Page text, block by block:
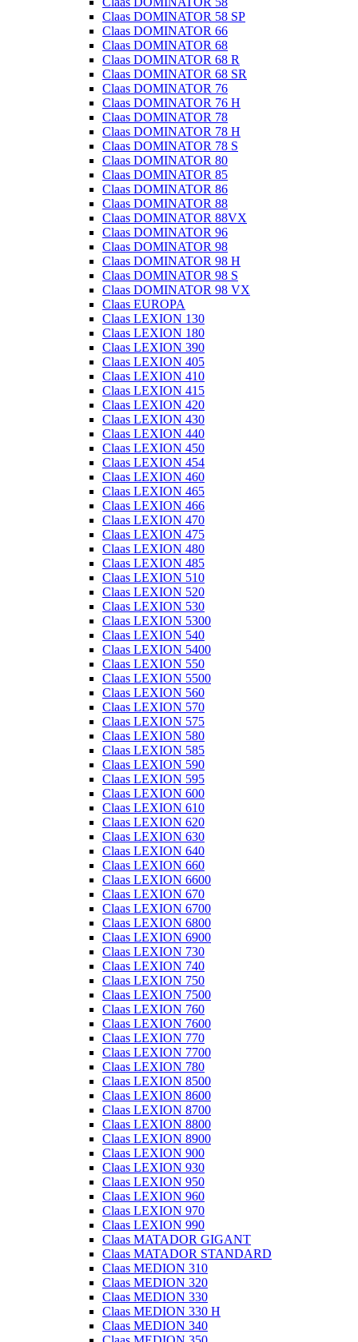
Claas DOMINATOR 58 SP
Claas DOMINATOR 66
Claas DOMINATOR 68
Claas DOMINATOR 68 R
Claas DOMINATOR 68 SR
Claas DOMINATOR 76
Claas DOMINATOR 76 H
Claas DOMINATOR 78
Claas DOMINATOR 78 H
Claas DOMINATOR 78 S
Claas DOMINATOR 80
Claas DOMINATOR 85
Claas DOMINATOR 86
Claas DOMINATOR 88
Claas DOMINATOR 88VX
Claas DOMINATOR 96
Claas DOMINATOR 98
Claas DOMINATOR 98 H
Claas DOMINATOR 98 S
Claas DOMINATOR 98 VX
Claas EUROPA
Claas LEXION 130
Claas LEXION 180
Claas LEXION 390
Claas LEXION 405
Claas LEXION 410
Claas LEXION 415
Claas LEXION 420
Claas LEXION 430
Claas LEXION 440
Claas LEXION 450
Claas LEXION 454
Claas LEXION 460
Claas LEXION 465
Claas LEXION 466
Claas LEXION 470
Claas LEXION 475
Claas LEXION 480
Claas LEXION 485
Claas LEXION 510
Claas LEXION 520
Claas LEXION 530
Claas LEXION 5300
Claas LEXION 540
Claas LEXION 5400
Claas LEXION 550
Claas LEXION 5500
Claas LEXION 560
Claas LEXION 570
Claas LEXION 575
Claas LEXION 580
Claas LEXION 585
Claas LEXION 590
Claas LEXION 595
Claas LEXION 600
Claas LEXION 610
Claas LEXION 620
Claas LEXION 630
Claas LEXION 640
Claas LEXION 660
Claas LEXION 6600
Claas LEXION 670
Claas LEXION 6700
Claas LEXION 6800
Claas LEXION 6900
Claas LEXION 730
Claas LEXION 740
Claas LEXION 750
Claas LEXION 7500
Claas LEXION 760
Claas LEXION 7600
Claas LEXION 770
Claas LEXION 7700
Claas LEXION 780
Claas LEXION 8500
Claas LEXION 8600
Claas LEXION 8700
Claas LEXION 8800
Claas LEXION 8900
Claas LEXION 900
Claas LEXION 930
Claas LEXION 950
Claas LEXION 960
Claas LEXION 970
Claas LEXION 990
Claas MATADOR GIGANT
Claas MATADOR STANDARD
Claas MEDION 310
Claas MEDION 320
Claas MEDION 330
Claas MEDION 330 H
Claas MEDION 340